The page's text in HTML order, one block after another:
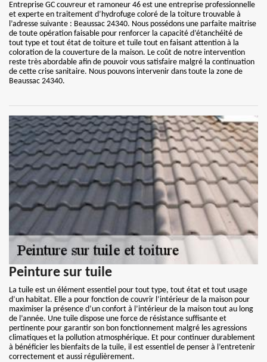
Entreprise GC couvreur et ramoneur 46 est une entreprise professionnelle
et experte en traitement d’hydrofuge coloré de la toiture trouvable à
l’adresse suivante : Beaussac 24340. Nous possédons une parfaite maitrise
de toute opération faisable pour renforcer la capacité d’étanchéité de
tout type et tout état de toiture et tuile tout en faisant attention à la
coloration de la couverture de la maison. Le coût de notre intervention
reste très abordable afin de pouvoir vous satisfaire malgré la continuation
de cette crise sanitaire. Nous pouvons intervenir dans toute la zone de
Beaussac 24340.
Peinture sur tuile
La tuile est un élément essentiel pour tout type, tout état et tout usage
d’un habitat. Elle a pour fonction de couvrir l’intérieur de la maison pour
maximiser la présence d’un confort à l’intérieur de la maison tout au long
de l’année. Une tuile dispose une force de résistance suffisante et
pertinente pour garantir son bon fonctionnement malgré les agressions
climatiques et la pollution atmosphérique. Et pour continuer durablement
à bénéficier les bienfaits de la tuile, il est essentiel de penser à l’entretenir
correctement et aussi régulièrement.